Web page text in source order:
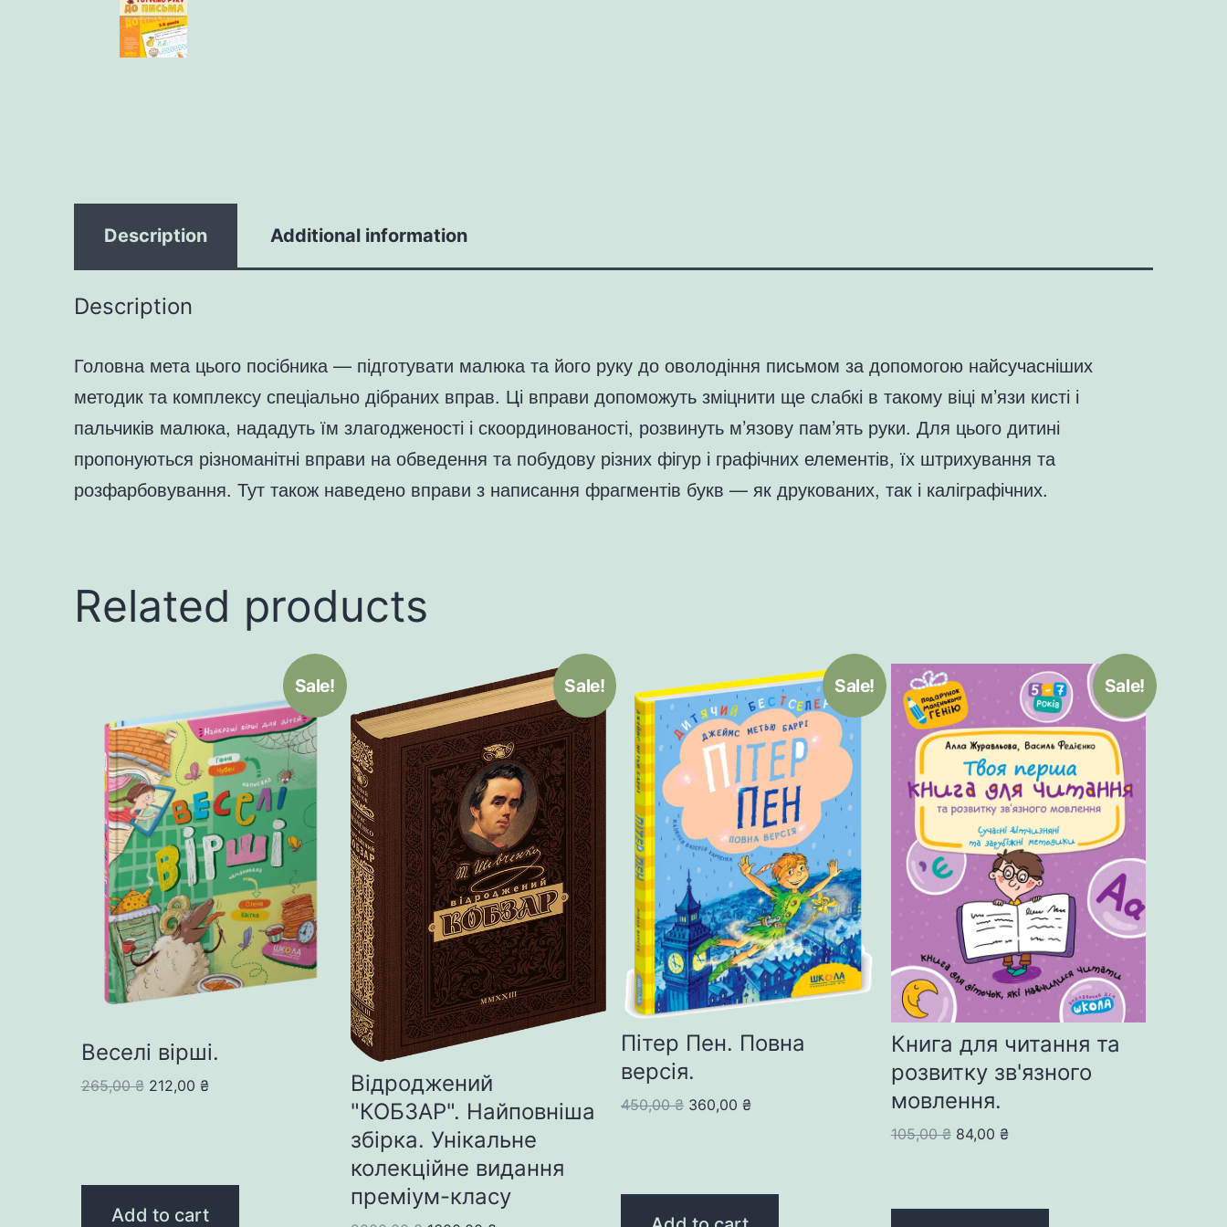
Description Additional information
Description
Головна мета цього посібника — підготувати малюка та його руку до оволодіння письмом за допомогою найсучасніших
методик та комплексу спеціально дібраних вправ. Ці вправи допоможуть зміцнити ще слабкі в такому віці м’язи кисті і
пальчиків малюка, нададуть їм злагодженості і скоординованості, розвинуть м’язову пам’ять руки. Для цього дитині
пропонуються різноманітні вправи на обведення та побудову різних фігур і графічних елементів, їх штрихування та
розфарбовування. Тут також наведено вправи з написання фрагментів букв — як друкованих, так і каліграфічних.
Related products
Sale!
Веселі вірші.
265,00₴ Original
212,00 ₴Current
Add to cart
Sale!
Відроджений
"КОБЗАР". Найповніша
збірка. Унікальне
колекційне видання
преміум-класу
Sale!
Пітер Пен. Повна
версія.
450,00₴ Original
360,00 ₴Current
Sale!
Книга для читання та
розвитку зв'язного
мовлення.
105,00₴ Original
105,00 ₴.
84,00 ₴Current
84,00 ₴.